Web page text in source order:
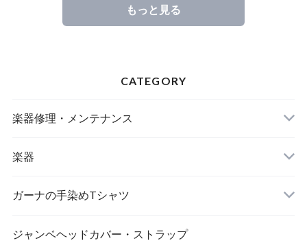
もっと見る
CATEGORY
楽器修理・メンテナンス
楽器
アサラト
ガーナの手染めTシャツ
MAMA AFRICA
ジャンベヘッドカバー・ストラップ